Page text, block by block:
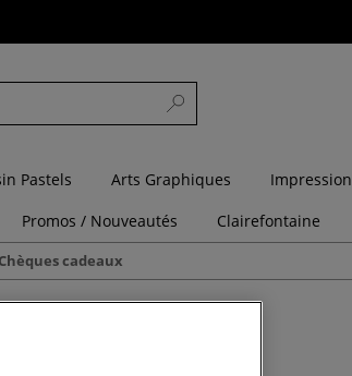
Pastels Arts Graphiques Impression
Promos / Nouveautés Clairefontaine
Chèques cadeaux